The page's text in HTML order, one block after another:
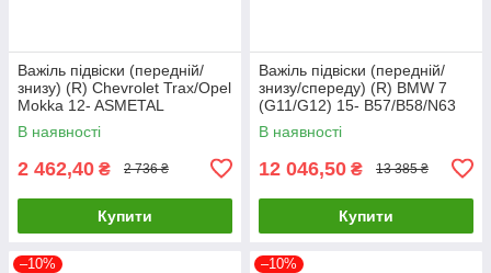
Важіль підвіски (передній/
знизу) (R) Chevrolet Trax/Opel
Mokka 12- ASMETAL
30OP5001 UA61
В наявності
2 462,40 ₴ 2 736 ₴
Купити
Важіль підвіски (передній/
знизу/спереду) (R) BMW 7
(G11/G12) 15- B57/B58/N63
BMW 31106861158 UA61
В наявності
12 046,50 ₴ 13 385 ₴
Купити
–10% –10%